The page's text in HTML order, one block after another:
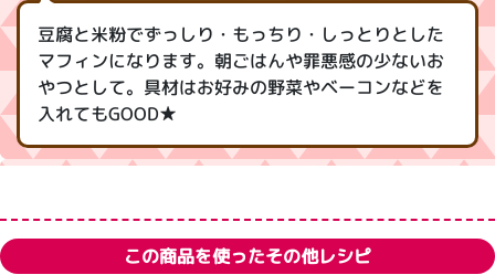
豆腐と米粉でずっしり・もっちり・しっとりとした
マフィンになります。朝ごはんや罪悪感の少ないお
やつとして。具材はお好みの野菜やベーコンなどを
入れてもGOOD★
この商品を使ったその他レシピ